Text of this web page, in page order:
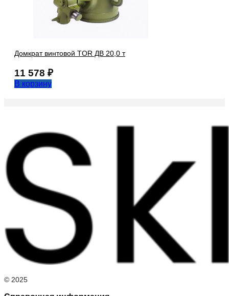
Домкрат винтовой TOR ДВ 20,0 т
11 578 ₽
В корзину
© 2025